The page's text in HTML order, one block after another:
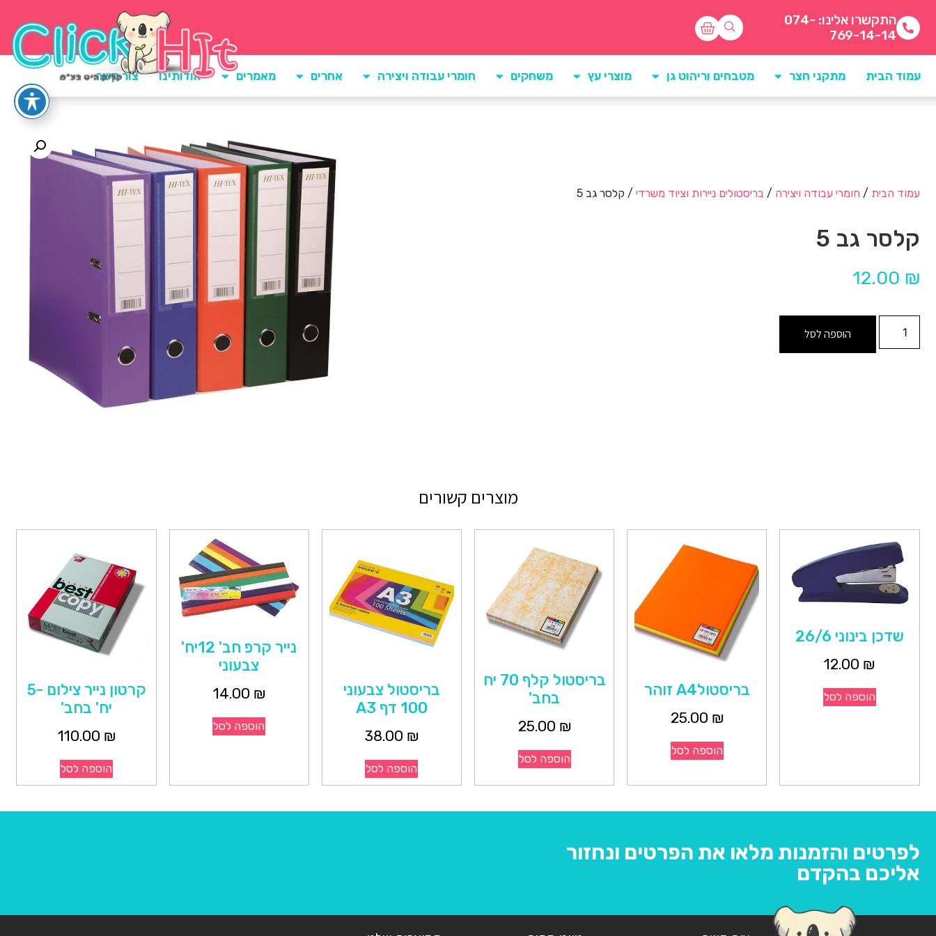
התקשרו אלינו: 074-
769-14-14
עמוד הבית מתקני חצר מטבחים וריהוט גן מוצרי עץ משחקים חומרי עבודה ויצירה אחרים מאמרים אודותינו צור קשר
עמוד הבית / חומרי עבודה ויצירה / בריסטולים ניירות וציוד משרדי / קלסר גב 5
קלסר גב 5
12.00 ₪
הוספה לסל
מוצרים קשורים
שדכן בינוני 26/6
12.00 ₪
הוספה לסל בריסטולA4 זוהר
25.00 ₪
הוספה לסל
בריסטול קלף 70 יח
בחב'
25.00 ₪
הוספה לסל
בריסטול צבעוני
100 דף A3
38.00 ₪
הוספה לסל
נייר קרפ חב' 12יח'
צבעוני
14.00 ₪
הוספה לסל
קרטון נייר צילום -5
יח' בחב'
110.00 ₪
הוספה לסל
לפרטים והזמנות מלאו את הפרטים ונחזור
אליכם בהקדם